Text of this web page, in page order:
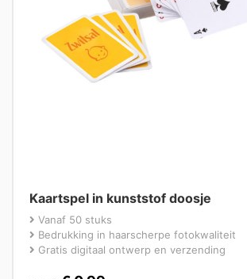
Kaartspel in kunststof doosje
Vanaf 50 stuks
Bedrukking in haarscherpe fotokwaliteit
Gratis digitaal ontwerp en verzending